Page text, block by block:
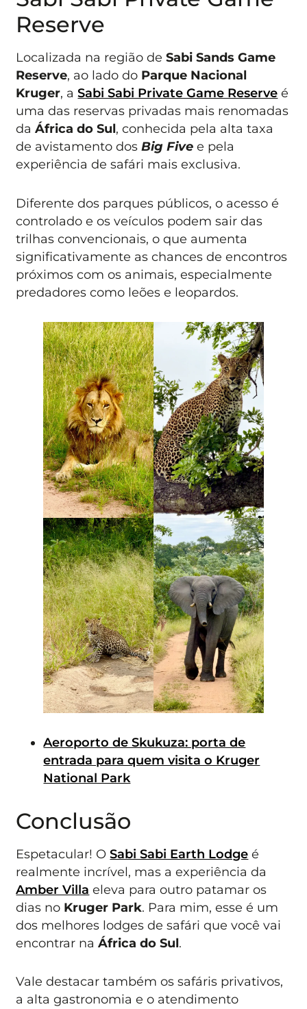
Reserve
Localizada na região deSabi Sands Game
Reserve, ao lado do Parque Nacional
Kruger, aSabi Sabi Private Game Reserve é
uma das reservas privadas mais renomadas
daÁfrica do Sul, conhecida pela alta taxa
de avistamento dosBig Five e pela
experiência de safári mais exclusiva.
Diferente dos parques públicos, o acesso é
controlado e os veículos podem sair das
trilhas convencionais, o que aumenta
significativamente as chances de encontros
próximos com os animais, especialmente
predadores como leões e leopardos.
Aeroporto de Skukuza: porta de
entrada para quem visita o Kruger
National Park
Conclusão
Espetacular! OSabi Sabi Earth Lodge é
realmente incrível, mas a experiência da
Amber Villa eleva para outro patamar os
dias no Kruger Park. Para mim, esse é um
dos melhores lodges de safári que você vai
encontrar naÁfrica do Sul.
Vale destacar também os safáris privativos,
a alta gastronomia e o atendimento